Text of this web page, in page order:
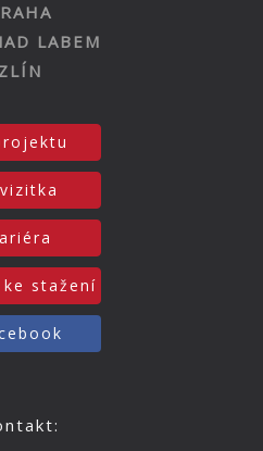
LABEM
ZLÍN
stažení